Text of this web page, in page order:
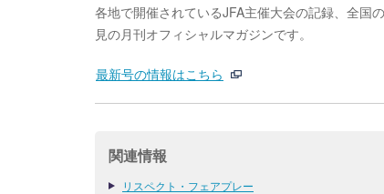
各地で開催されているJFA主催大会の記録、全国
見の月刊オフィシャルマガジンです。
最新号の情報はこちら
関連情報
リスペクト・フェアプレー